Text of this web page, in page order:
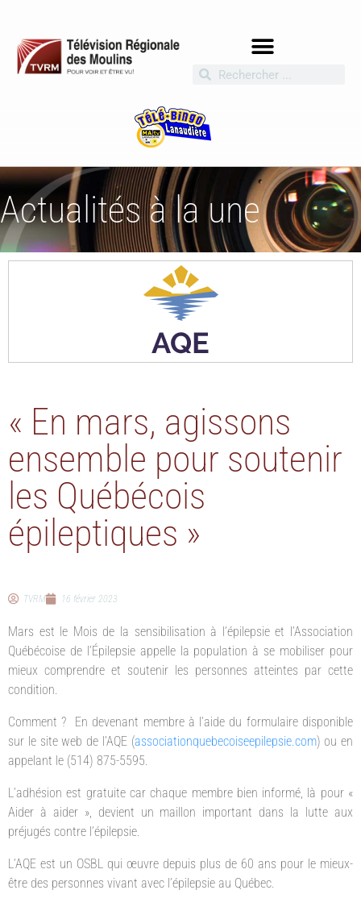
Actualités à la une
« En mars, agissons
ensemble pour soutenir
les Québécois
épileptiques »
TVRM 16 février 2023
Mars est le Mois de la sensibilisation à l’épilepsie et l’Association
Québécoise de l’Épilepsie appelle la population à se mobiliser pour
mieux comprendre et soutenir les personnes atteintes par cette
condition.
Comment ? En devenant membre à l’aide du formulaire disponible
sur le site web de l’AQE (associationquebecoiseepilepsie.com) ou en
appelant le (514) 875-5595.
L’adhésion est gratuite car chaque membre bien informé, là pour «
Aider à aider », devient un maillon important dans la lutte aux
préjugés contre l’épilepsie.
L’AQE est un OSBL qui œuvre depuis plus de 60 ans pour le mieux-
être des personnes vivant avec l’épilepsie au Québec.